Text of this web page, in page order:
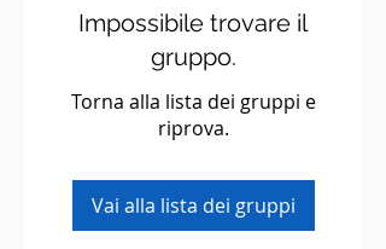
Impossibile trovare il
gruppo.
Torna alla lista dei gruppi e
riprova.
Vai alla lista dei gruppi